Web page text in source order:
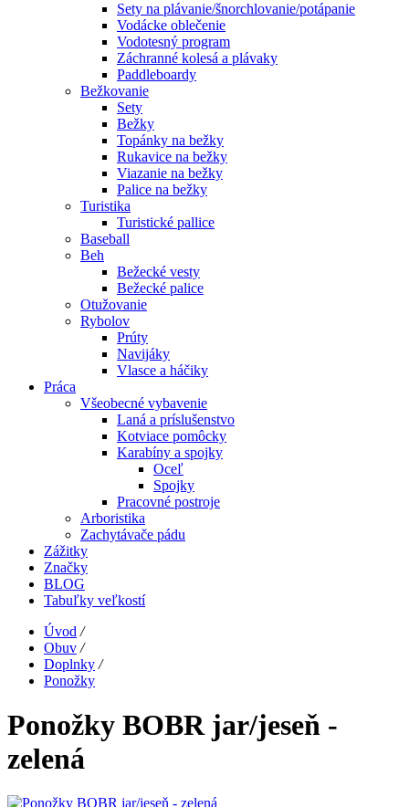
Sety na plávanie/šnorchlovanie/potápanie
Vodácke oblečenie
Vodotesný program
Záchranné kolesá a plávaky
Paddleboardy
Bežkovanie
Sety
Bežky
Topánky na bežky
Rukavice na bežky
Viazanie na bežky
Palice na bežky
Turistika
Turistické pallice
Baseball
Beh
Bežecké vesty
Bežecké palice
Otužovanie
Rybolov
Prúty
Navijáky
Vlasce a háčiky
Práca
Všeobecné vybavenie
Laná a príslušenstvo
Kotviace pomôcky
Karabíny a spojky
Oceľ
Spojky
Pracovné postroje
Arboristika
Zachytávače pádu
Zážitky
Značky
BLOG
Tabuľky veľkostí
Úvod /
Obuv /
Doplnky /
Ponožky
Ponožky BOBR jar/jeseň -
zelená